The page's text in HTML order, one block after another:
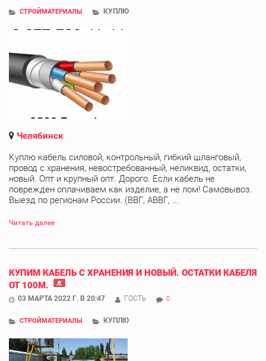
СТРОЙМАТЕРИАЛЫ КУПЛЮ
Челябинск
Куплю кабель силовой, контрольный, гибкий шланговый,
провод с хранения, невостребованный, неликвид, остатки,
новый. Опт и крупный опт. Дорого. Если кабель не
поврежден оплачиваем как изделие, а не лом! Самовывоз.
Выезд по регионам России. (ВВГ, АВВГ, ...
Читать далее
КУПИМ КАБЕЛЬ С ХРАНЕНИЯ И НОВЫЙ. ОСТАТКИ КАБЕЛЯ
ОТ 100М.
03 МАРТА 2022 Г. В 20:47 ГОСТЬ 0
СТРОЙМАТЕРИАЛЫ КУПЛЮ